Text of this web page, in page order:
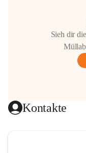
Sieh dir
Kontakte